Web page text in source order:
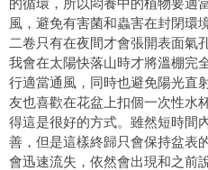
風，避免有害菌和蟲害在封閉環
二卷只有在夜間才會張開表面氣
我會在太陽快落山時才將溫棚完
行適當通風，同時也避免陽光直
友也喜歡在花盆上扣個一次性水
得這是很好的方式。雖然短時間
善，但是這樣終歸只會保持盆表
會迅速流失，依然會出現和之前